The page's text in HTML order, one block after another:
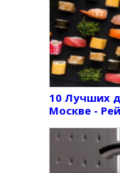
10 Лучших
Москве -